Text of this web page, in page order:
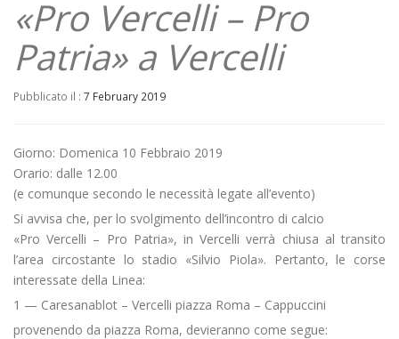
«Pro Vercelli – Pro
Patria» a Vercelli
Pubblicato il : 7 February 2019
Giorno: Domenica 10 Febbraio 2019
Orario: dalle 12.00
(e comunque secondo le necessità legate all’evento)
Si avvisa che, per lo svolgimento dell’incontro di calcio
«Pro Vercelli – Pro Patria», in Vercelli verrà chiusa al transito
l’area circostante lo stadio «Silvio Piola». Pertanto, le corse
interessate della Linea:
1 — Caresanablot – Vercelli piazza Roma – Cappuccini
provenendo da piazza Roma, devieranno come segue: